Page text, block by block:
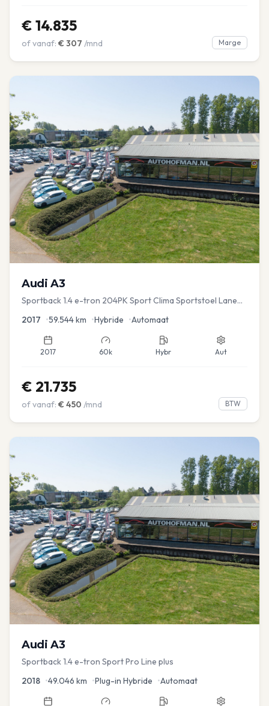
€ 14.835
of vanaf: € 307 /mnd Marge
Audi A3
Sportback 1.4 e-tron 204PK Sport Clima Sportstoel Lane
2017 •59.544km •Hybride •Automaat
2017 60k Hybr Aut
€ 21.735
of vanaf: € 450 /mnd BTW
Audi A3
Sportback 1.4 e-tron Sport Pro Line plus
2018 •49.046 km •Plug-in Hybride •Automaat